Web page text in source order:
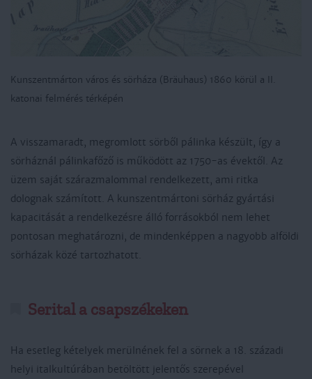
Kunszentmárton város és sörháza (Bräuhaus) 1860 körül a II.
katonai felmérés térképén
A visszamaradt, megromlott sörből pálinka készült, így a
sörháznál pálinkafőző is működött az 1750-as évektől. Az
üzem saját szárazmalommal rendelkezett, ami ritka
dolognak számított. A kunszentmártoni sörház gyártási
kapacitását a rendelkezésre álló forrásokból nem lehet
pontosan meghatározni, de mindenképpen a nagyobb alföldi
sörházak közé tartozhatott.
Serital a csapszékeken
Ha esetleg kételyek merülnének fel a sörnek a 18. századi
helyi italkultúrában betöltött jelentős szerepével